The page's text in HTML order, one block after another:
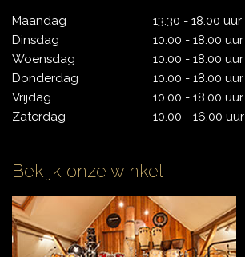
Maandag
Dinsdag
Woensdag
Donderdag
Vrijdag
Zaterdag
13.30 - 18.00 uur
10.00 - 18.00 uur
10.00 - 18.00 uur
10.00 - 18.00 uur
10.00 - 18.00 uur
10.00 - 16.00 uur
Bekijk onze winkel